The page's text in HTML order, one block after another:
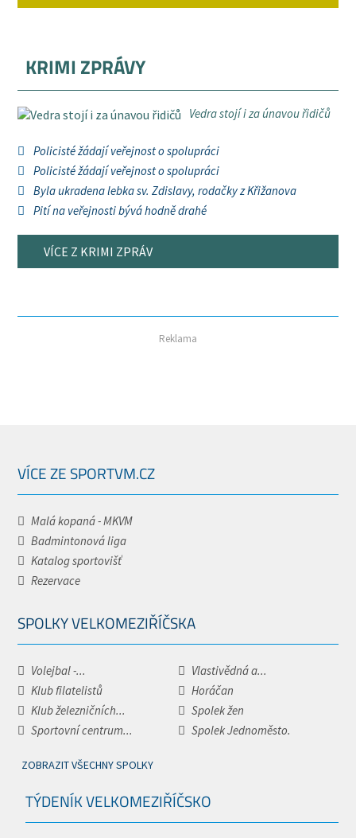
KRIMI ZPRÁVY
Vedra stojí i za únavou řidičů
Policisté žádají veřejnost o spolupráci
Policisté žádají veřejnost o spolupráci
Byla ukradena lebka sv. Zdislavy, rodačky z Křižanova
Pití na veřejnosti bývá hodně drahé
VÍCE Z KRIMI ZPRÁV
Reklama
VÍCE ZE SPORTVM.CZ
Malá kopaná - MKVM
Badmintonová liga
Katalog sportovišť
Rezervace
SPOLKY VELKOMEZIŘÍČSKA
Volejbal -...
Vlastivědná a...
Klub filatelistů
Horáčan
Klub železničních...
Spolek žen
Sportovní centrum...
Spolek Jednoměsto.
ZOBRAZIT VŠECHNY SPOLKY
TÝDENÍK VELKOMEZIŘÍČSKO